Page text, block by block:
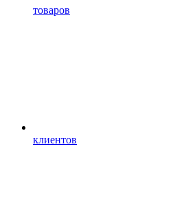
товаров
клиентов